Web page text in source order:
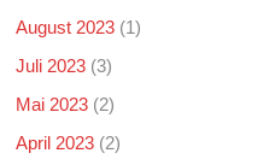
August 2023 (1)
Juli 2023 (3)
Mai 2023 (2)
April 2023 (2)